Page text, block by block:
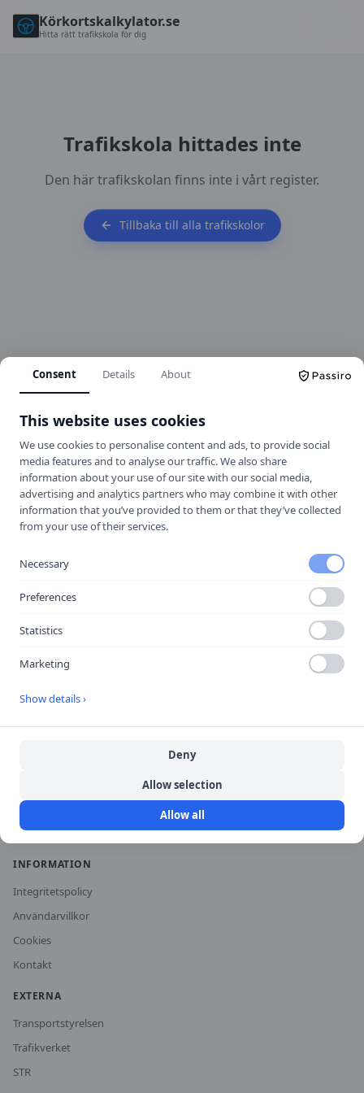
Körkortskalkylator.se
Hitta rätt trafikskola för dig
Trafikskola hittades inte
Den här trafikskolan finns inte i vårt register.
Tillbaka till alla trafikskolor
Körkortskalkylator
Hitta rätt trafikskola för dig.
UTFORSKA
Jämför trafikskolor
Kalkylator
Trafikskolor
Vägmärken
Halkbanor
Lokala guider
Om oss
Vanliga frågor
INFORMATION
Integritetspolicy
Användarvillkor
Cookies
Kontakt
EXTERNA
Transportstyrelsen
Trafikverket
STR
Consent Details About
This website uses cookies
We use cookies to personalise content and ads, to provide social
media features and to analyse our traffic. We also share
information about your use of our site with our social media,
advertising and analytics partners who may combine it with other
information that you’ve provided to them or that they’ve collected
from your use of their services.
Necessary
Preferences
Statistics
Marketing
Show details ›
Deny
Allow selection
Allow all